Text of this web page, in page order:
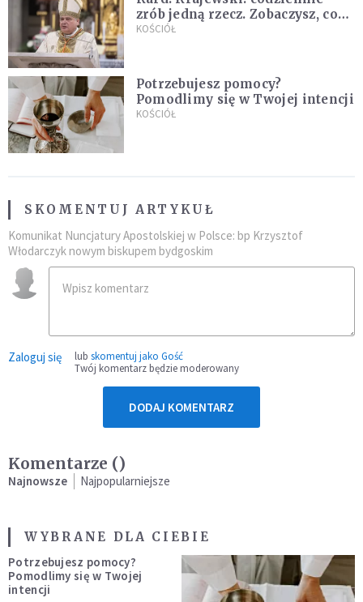
zrób jedną rzecz. Zobaczysz, co
stanie się z twoim życiem
KOŚCIÓŁ
Potrzebujesz pomocy?
Pomodlimy się w Twojej intencji
KOŚCIÓŁ
SKOMENTUJ ARTYKUŁ
Komunikat Nuncjatury Apostolskiej w Polsce: bp Krzysztof
Włodarczyk nowym biskupem bydgoskim
Zaloguj się lub skomentuj jako Gość
Twój komentarz będzie moderowany
DODAJ KOMENTARZ
Komentarze ()
Najnowsze Najpopularniejsze
WYBRANE DLA CIEBIE
Potrzebujesz pomocy?
Pomodlimy się w Twojej
intencji